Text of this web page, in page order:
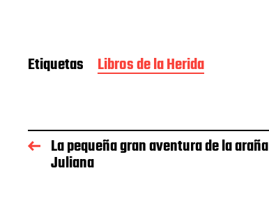
Etiquetas Libros de la Herida
La pequeña gran aventura de la araña
Juliana